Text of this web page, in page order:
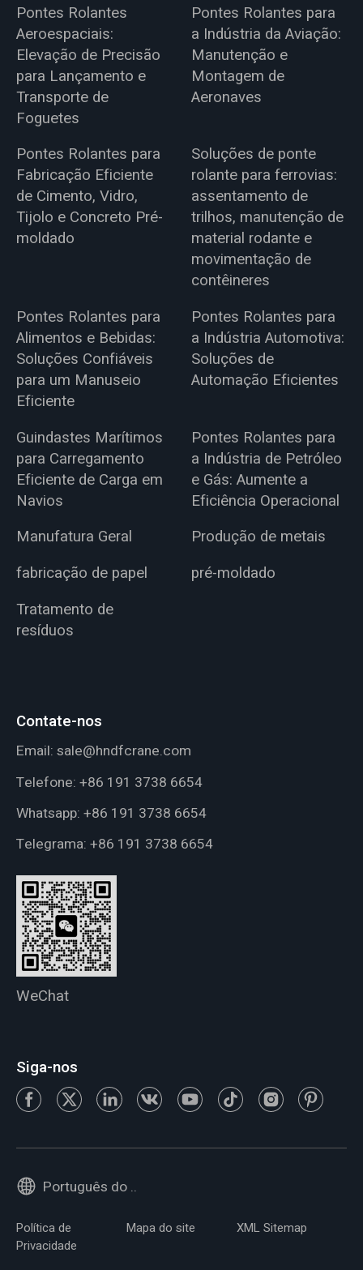
Pontes Rolantes
Aeroespaciais:
Elevação de Precisão
para Lançamento e
Transporte de
Foguetes
Pontes Rolantes para
a Indústria da Aviação:
Manutenção e
Montagem de
Aeronaves
Pontes Rolantes para
Fabricação Eficiente
de Cimento, Vidro,
Tijolo e Concreto Pré-
moldado
Soluções de ponte
rolante para ferrovias:
assentamento de
trilhos, manutenção de
material rodante e
movimentação de
contêineres
Pontes Rolantes para
Alimentos e Bebidas:
Soluções Confiáveis
para um Manuseio
Eficiente
Pontes Rolantes para
a Indústria Automotiva:
Soluções de
Automação Eficientes
Guindastes Marítimos
para Carregamento
Eficiente de Carga em
Navios
Pontes Rolantes para
a Indústria de Petróleo
e Gás: Aumente a
Eficiência Operacional
Manufatura Geral
Produção de metais
fabricação de papel
pré-moldado
Tratamento de
resíduos
Contate-nos
Email: sale@hndfcrane.com
Telefone: +86 191 3738 6654
Whatsapp: +86 191 3738 6654
Telegrama: +86 191 3738 6654
WeChat
Siga-nos
Português do Brasil
Política de
Privacidade
Mapa do site XML Sitemap